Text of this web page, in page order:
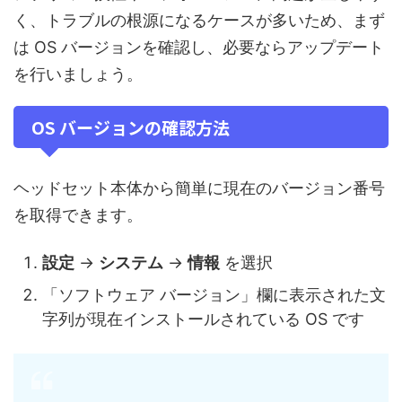
く、トラブルの根源になるケースが多いため、まず
は OS バージョンを確認し、必要ならアップデート
を行いましょう。
OS バージョンの確認方法
ヘッドセット本体から簡単に現在のバージョン番号
を取得できます。
設定 → システム →情報 を選択
「ソフトウェア バージョン」欄に表示された文
字列が現在インストールされている OS です